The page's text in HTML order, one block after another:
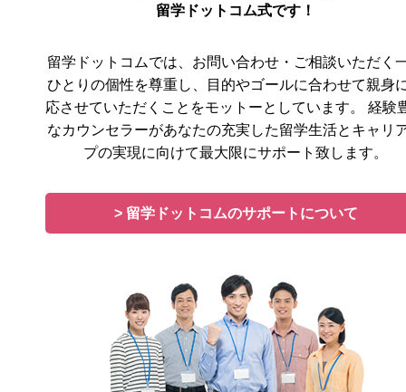
留学ドットコム式です！
留学ドットコムでは、お問い合わせ・ご相談いただく
ひとりの個性を尊重し、目的やゴールに合わせて親身
応させていただくことをモットーとしています。 経験
なカウンセラーがあなたの充実した留学生活とキャリ
プの実現に向けて最大限にサポート致します。
> 留学ドットコムのサポートについて